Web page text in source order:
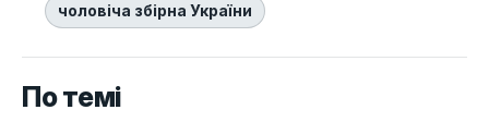
чоловіча збірна України
По темі